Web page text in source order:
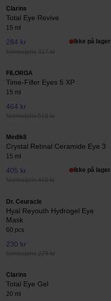
Clarins
Total Eye Revive
15 ml
284 kr
Normalpris 317 kr
Ikke på lager
FILORGA
Time-Filler Eyes 5 XP
15 ml
464 kr
Normalpris 515 kr
Medik8
Crystal Retinal Ceramide Eye 3
15 ml
405 kr
Normalpris 465 kr
Ikke på lager
Dr. Ceuracle
Hyal Reyouth Hydrogel Eye
Mask
60 pcs
230 kr
Normalpris 279 kr
Clarins
Total Eye Gel
20 ml